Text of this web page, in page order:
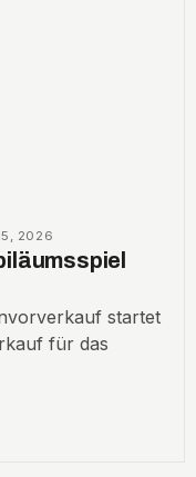
2026
startet
für das